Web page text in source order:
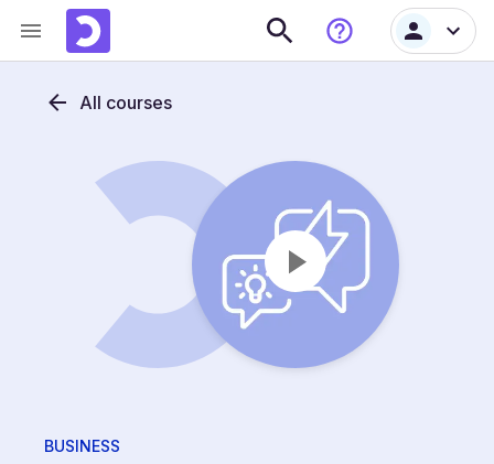
All courses
BUSINESS